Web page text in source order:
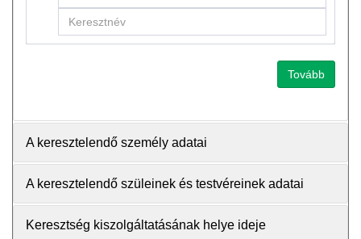
Tovább
A keresztelendő személy adatai
A keresztelendő szüleinek és testvéreinek adatai
Keresztség kiszolgáltatásának helye ideje